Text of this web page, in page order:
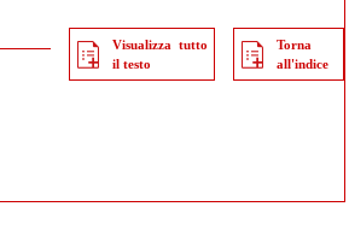
Visualizza tutto
il testo
Torna
all'indice